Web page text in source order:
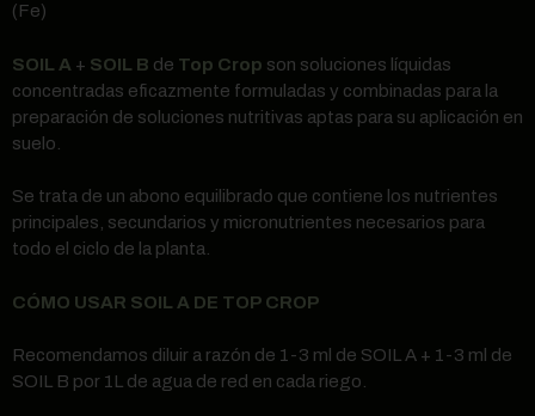
(Fe)
SOIL A + SOIL B de Top Crop son soluciones líquidas
concentradas eficazmente formuladas y combinadas para la
preparación de soluciones nutritivas aptas para su aplicación en
suelo.
Se trata de un abono equilibrado que contiene los nutrientes
principales, secundarios y micronutrientes necesarios para
todo el ciclo de la planta.
CÓMO USAR SOIL A DE TOP CROP
Recomendamos diluir a razón de 1-3 ml de SOIL A + 1-3 ml de
SOIL B por 1L de agua de red en cada riego.